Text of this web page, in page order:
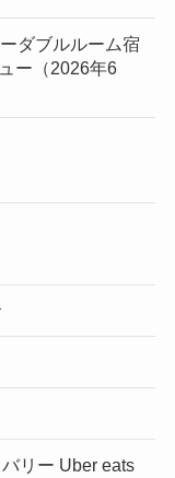
ダブルルーム宿
ー（2026年6
リー Uber eats